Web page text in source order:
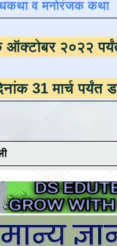
व मनोरंजक कथा
दिनांक
पर्यंत